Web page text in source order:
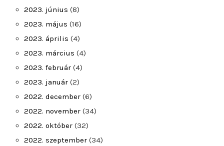
2023. június (8)
2023. május (16)
2023. április (4)
2023. március (4)
2023. február (4)
2023. január (2)
2022. december (6)
2022. november (34)
2022. október (32)
2022. szeptember (34)